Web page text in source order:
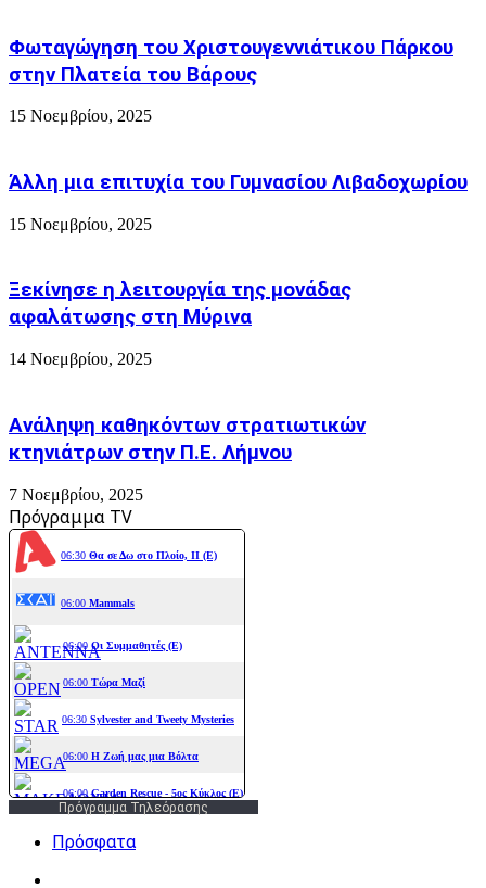
Όλα
όσα
πρέπει
να
Όλοι
έχουν
λίγα
πρόβατα
Φωταγώγηση του Χριστουγεννιάτικου Πάρκου
στην Πλατεία του Βάρους
15 Νοεμβρίου, 2025
Άλλη μια επιτυχία του Γυμνασίου Λιβαδοχωρίου
15 Νοεμβρίου, 2025
Ξεκίνησε η λειτουργία της μονάδας
αφαλάτωσης στη Μύρινα
14 Νοεμβρίου, 2025
Ανάληψη καθηκόντων στρατιωτικών
κτηνιάτρων στην Π.Ε. Λήμνου
7 Νοεμβρίου, 2025
Πρόγραμμα TV
Πρόγραμμα Τηλεόρασης
Πρόσφατα